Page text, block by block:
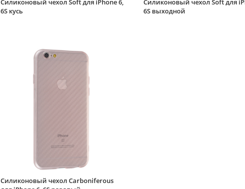
Силиконовый чехол Soft для iPhone 6,
6S кусь
Силиконовый чехол Soft для
6S выходной
Силиконовый чехол Carboniferous